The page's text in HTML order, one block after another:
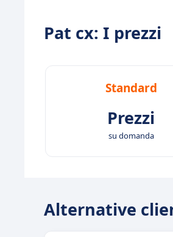
Pat cx: I prezzi
Standard
Prezzi
su domanda
Alternative